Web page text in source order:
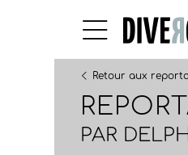
Retour aux
PAR